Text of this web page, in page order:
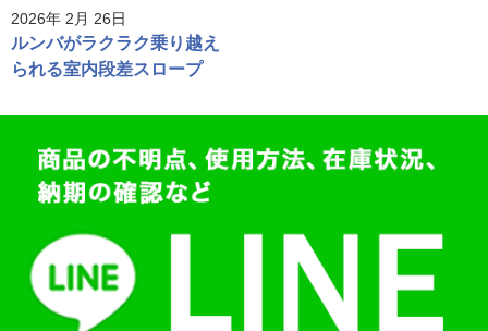
2026年 2月 26日
ルンバがラクラク乗り越え
られる室内段差スロープ